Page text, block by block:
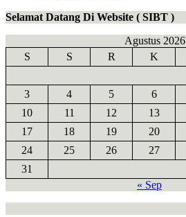
Selamat Datang Di Website ( SIBT )
Agustus 2026
S
S R K
3
4 5 6
10
11 12 13
17
18 19 20
24
25 26 27
31
« Sep